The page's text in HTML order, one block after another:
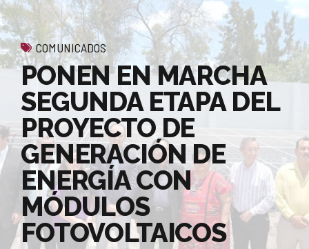
COMUNICADOS
PONEN EN MARCHA
SEGUNDA ETAPA DEL
PROYECTO DE
GENERACIÓN DE
ENERGÍA CON
MÓDULOS
FOTOVOLTAICOS